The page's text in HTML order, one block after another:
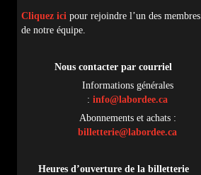
Cliquez ici pour rejoindre l’un des membres
de notre équipe.
Nous contacter par courriel
Informations générales
: info@labordee.ca
Abonnements et achats :
billetterie@labordee.ca
Heures d’ouverture de la billetterie